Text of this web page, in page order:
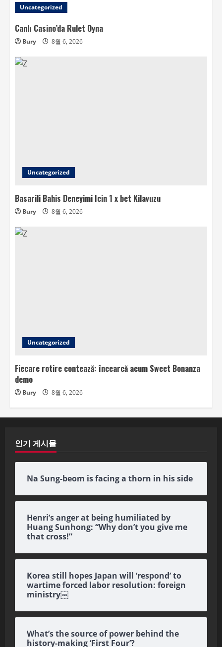
Uncategorized
Canlı Casino’da Rulet Oyna
Bury 8월 6, 2026
Uncategorized
Basarili Bahis Deneyimi Icin 1 x bet Kilavuzu
Bury 8월 6, 2026
Uncategorized
Fiecare rotire contează: încearcă acum Sweet Bonanza
demo
Bury 8월 6, 2026
인기 게시물
Na Sung-beom is facing a thorn in his side
Henri’s anger at being humiliated by
Huang Sunhong: “Why don’t you give me
that cross!”
Korea still hopes Japan will ‘respond’ to
wartime forced labor resolution: foreign
ministry￼
What’s the source of power behind the
history-making ‘First Four’?